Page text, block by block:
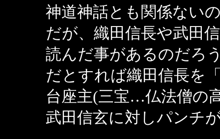
神道神話とも関係な
だが、織田信長や武田
読んだ事があるのだ
だとすれば織田信長を
台座主(三宝…仏法僧
武田信玄に対しパン